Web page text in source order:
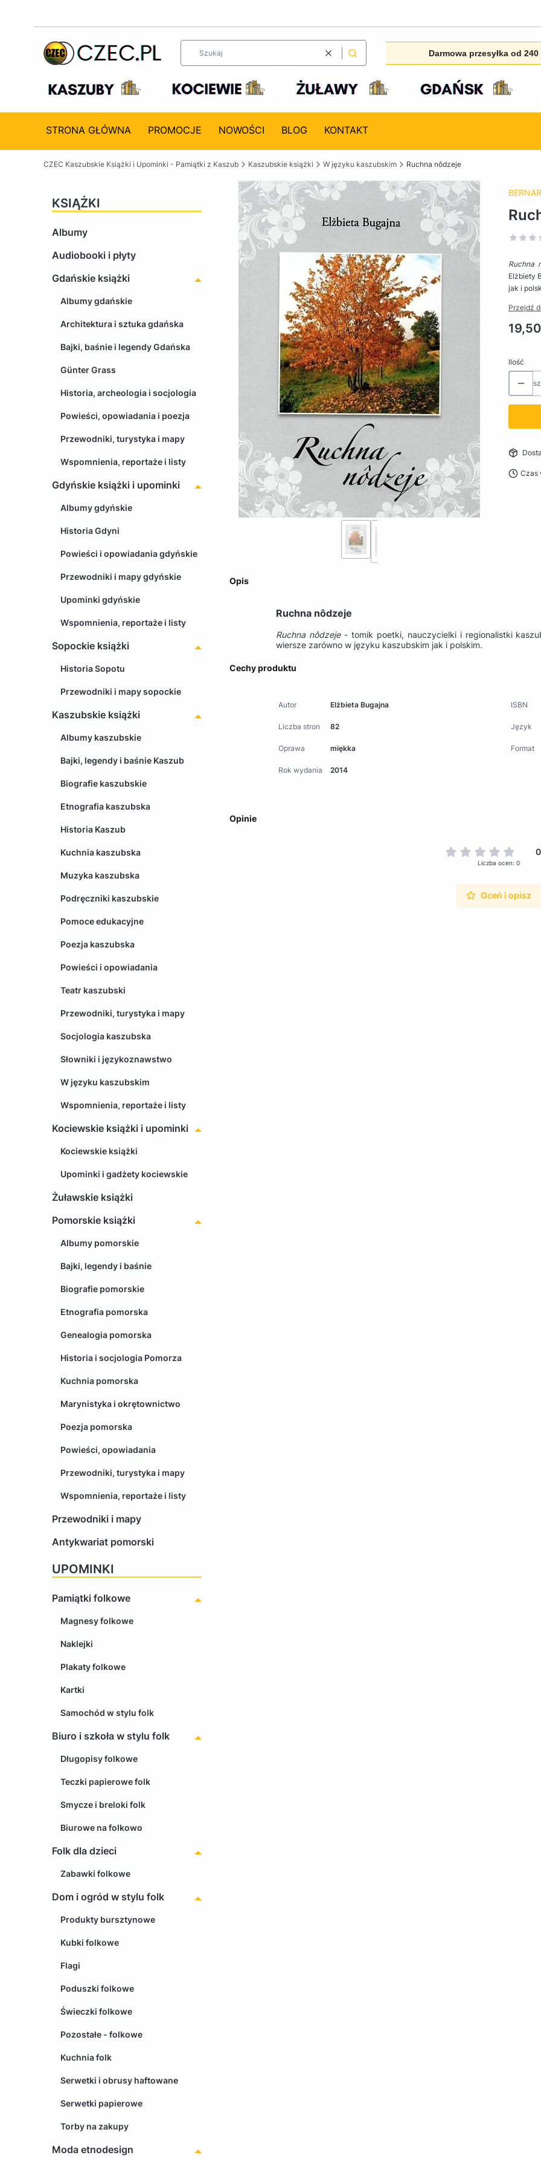
WyczyśćSzukaj Darmowa przesyłka od 240
STRONA GŁÓWNA PROMOCJE NOWOŚCI BLOG KONTAKT
CZEC Kaszubskie Książki i Upominki - Pamiątki z Kaszub Kaszubskie książki W języku kaszubskim Ruchna nôdzeje
KSIĄŻKI
Albumy
Audiobooki i płyty
Gdańskie książki
Albumy gdańskie
Architektura i sztuka gdańska
Bajki, baśnie i legendy Gdańska
Günter Grass
Historia, archeologia i socjologia
Powieści, opowiadania i poezja
Przewodniki, turystyka i mapy
Wspomnienia, reportaże i listy
Gdyńskie książki i upominki
Albumy gdyńskie
Historia Gdyni
Powieści i opowiadania gdyńskie
Przewodniki i mapy gdyńskie
Upominki gdyńskie
Wspomnienia, reportaże i listy
Sopockie książki
Historia Sopotu
Przewodniki i mapy sopockie
Kaszubskie książki
Albumy kaszubskie
Bajki, legendy i baśnie Kaszub
Biografie kaszubskie
Etnografia kaszubska
Historia Kaszub
Kuchnia kaszubska
Muzyka kaszubska
Podręczniki kaszubskie
Pomoce edukacyjne
Poezja kaszubska
Powieści i opowiadania
Teatr kaszubski
Przewodniki, turystyka i mapy
Socjologia kaszubska
Słowniki i językoznawstwo
W języku kaszubskim
Wspomnienia, reportaże i listy
Kociewskie książki i upominki
Kociewskie książki
Upominki i gadżety kociewskie
Żuławskie książki
Pomorskie książki
Albumy pomorskie
Bajki, legendy i baśnie
Biografie pomorskie
Etnografia pomorska
Genealogia pomorska
Historia i socjologia Pomorza
Kuchnia pomorska
Marynistyka i okrętownictwo
Poezja pomorska
Powieści, opowiadania
Przewodniki, turystyka i mapy
Wspomnienia, reportaże i listy
Przewodniki i mapy
Antykwariat pomorski
UPOMINKI
Pamiątki folkowe
Magnesy folkowe
Naklejki
Plakaty folkowe
Kartki
Samochód w stylu folk
Biuro i szkoła w stylu folk
Długopisy folkowe
Teczki papierowe folk
Smycze i breloki folk
Biurowe na folkowo
Folk dla dzieci
Zabawki folkowe
Dom i ogród w stylu folk
Produkty bursztynowe
Kubki folkowe
Flagi
Poduszki folkowe
Świeczki folkowe
Pozostałe - folkowe
Kuchnia folk
Serwetki i obrusy haftowane
Serwetki papierowe
Torby na zakupy
Moda etnodesign
Ruchna
Elżbiety
jak i
Przejdź
Cena
19,50
Ilość
Czas
Opis
Ruchna nôdzeje
Ruchna nôdzeje- tomik poetki, nauczycielki i regionalistki
wiersze zarówno w języku kaszubskim jak i polskim.
Cechy produktu
Autor Elżbieta Bugajna ISBN
Liczba stron 82 Język
Oprawa miękka Format
Rok wydania 2014
Opinie
Liczba ocen: 0
Oceń i opisz